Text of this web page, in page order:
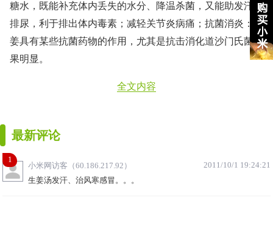
糖水，既能补充体内丢失的水分、降温杀菌，又能助发汗和
排尿，利于排出体内毒素；减轻关节炎病痛；抗菌消炎：生
姜具有某些抗菌药物的作用，尤其是抗击消化道沙门氏菌效
果明显。
全文内容
最新评论
2011/10/1 19:24:21
小米网访客（60.186.217.92）
生姜汤发汗、治风寒感冒。。。
1